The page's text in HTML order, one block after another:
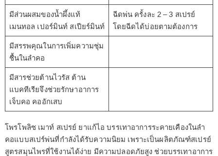
มีส่วนผสมของน้ำผึ้งแท้
เมนทอล เปอร์มินท์ สเปียร์มินท์
ฉีดพ่น ครั้งละ 2 – 3 สเปรย์
โดยฉีดได้บ่อยตามต้องการ
มีสรรพคุณในการเพิ่มความชุ่ม
ชื้นในลำคอ
มีสารช่วยต้านไวรัส ต้าน
แบคทีเรียจึงช่วยรักษาอาการ
เจ็บคอ คออักเสบ
โพรโพลิซ เมาท์ สเปรย์ ยาแก้ไอ บรรเทาอาการระคายเคืองในลำ
คอแบบสเปร์พ่นที่กำลังได้รับความนิยม เพราะเป็นผลิตภัณฑ์สเปรย์
สูตรสมุนไพรที่ใช้งานได้ง่าย มีความปลอดภัยสูง ช่วยบรรเทาอาการ